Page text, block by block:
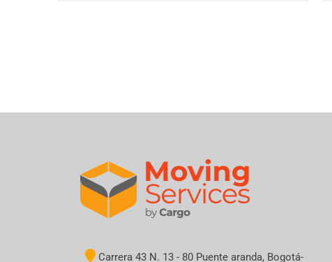
Carrera 43 N. 13 - 80 Puente aranda, Bogotá-